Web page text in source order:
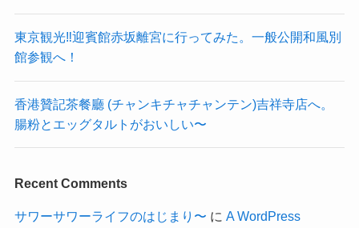
東京観光‼︎迎賓館赤坂離宮に行ってみた。一般公開和風別
館参観へ！
香港贊記茶餐廳 (チャンキチャチャンテン)吉祥寺店へ。
腸粉とエッグタルトがおいしい〜
Recent Comments
サワーサワーライフのはじまり〜 に A WordPress